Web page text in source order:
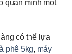
quán mình một
có thể lựa
phê 5kg, máy